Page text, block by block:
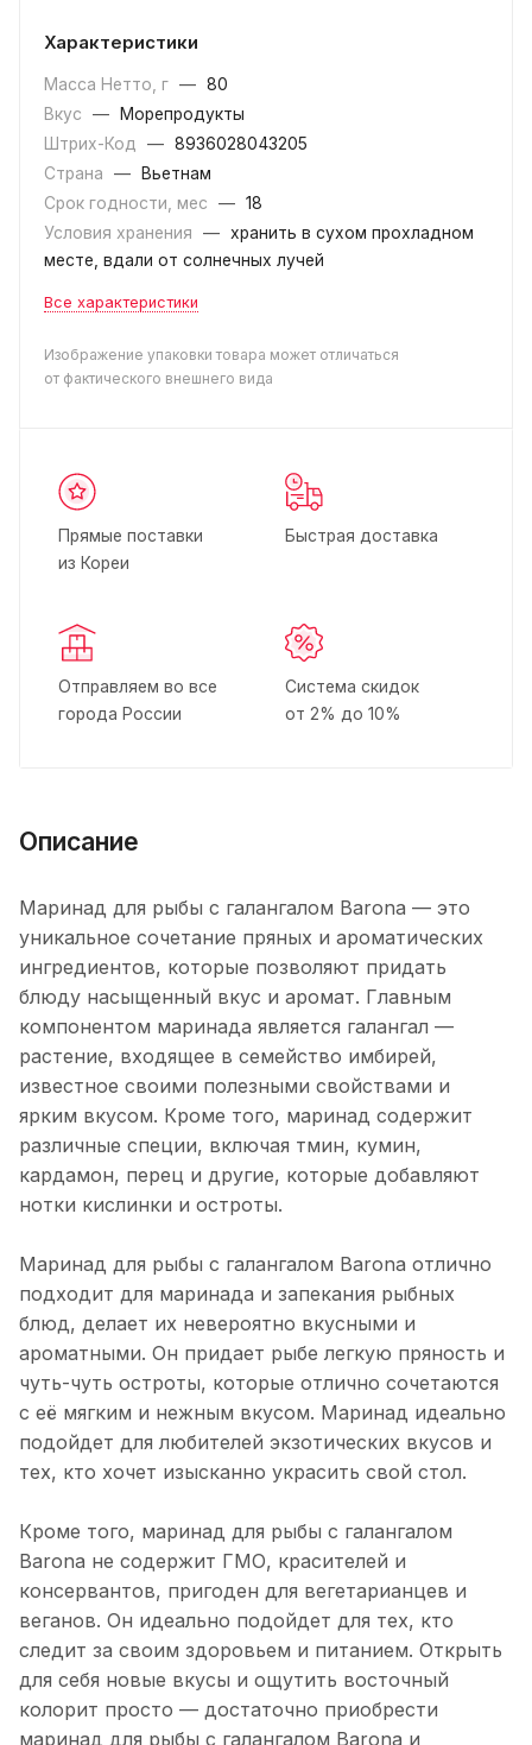
Характеристики
Масса Нетто, г — 80
Вкус
—
Морепродукты
Штрих-Код
— 8936028043205
Страна
—
Вьетнам
Срок годности, мес
— 18
Условия хранения
— хранить в сухом прохладном
месте, вдали от солнечных лучей
Все характеристики
Изображение упаковки товара может отличаться
от фактического внешнего вида
Прямые поставки
из Кореи
Быстрая доставка
Отправляем во все
города России
Система скидок
от 2% до 10%
Описание
Маринад для рыбы с галангалом Barona — это
уникальное сочетание пряных и ароматических
ингредиентов, которые позволяют придать
блюду насыщенный вкус и аромат. Главным
компонентом маринада является галангал —
растение, входящее в семейство имбирей,
известное своими полезными свойствами и
ярким вкусом. Кроме того, маринад содержит
различные специи, включая тмин, кумин,
кардамон, перец и другие, которые добавляют
нотки кислинки и остроты.
Маринад для рыбы с галангалом Barona отлично
подходит для маринада и запекания рыбных
блюд, делает их невероятно вкусными и
ароматными. Он придает рыбе легкую пряность и
чуть-чуть остроты, которые отлично сочетаются
с её мягким и нежным вкусом. Маринад идеально
подойдет для любителей экзотических вкусов и
тех, кто хочет изысканно украсить свой стол.
Кроме того, маринад для рыбы с галангалом
Barona не содержит ГМО, красителей и
консервантов, пригоден для вегетарианцев и
веганов. Он идеально подойдет для тех, кто
следит за своим здоровьем и питанием. Открыть
для себя новые вкусы и ощутить восточный
колорит просто — достаточно приобрести
маринад для рыбы с галангалом Barona и